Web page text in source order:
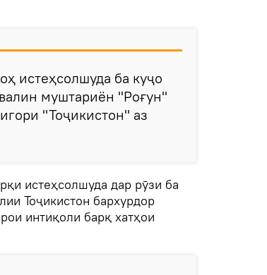
истеҳсолшуда ба куҷо
муштариён "Роғун"
"Тоҷикистон" аз
истеҳсолшуда дар рӯзи ба
Тоҷикистон бархурдор
интиқоли барқ хатҳои